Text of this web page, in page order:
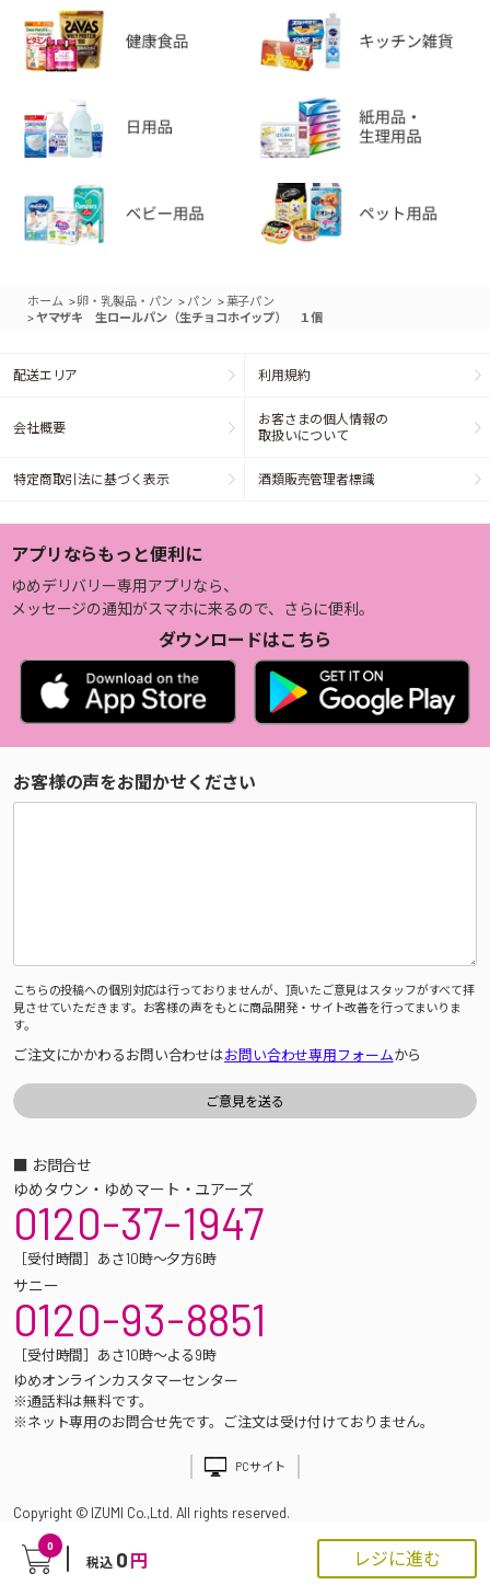
0
税込 0 円 レジに進む
ホーム >卵・乳製品・パン > パン >菓子パン
>ヤマザキ 生ロールパン（生チョコホイップ） １個
配送エリア 利用規約
会社概要
お客さまの個人情報の
取扱いについて
特定商取引法に基づく表示 酒類販売管理者標識
アプリならもっと便利に
ゆめデリバリー専用アプリなら、
メッセージの通知がスマホに来るので、さらに便利。
ダウンロードはこちら
お客様の声をお聞かせください
こちらの投稿への個別対応は行っておりませんが、頂いたご意見はスタッフがすべて拝
見させていただきます。お客様の声をもとに商品開発・サイト改善を行ってまいりま
す。
ご注文にかかわるお問い合わせはお問い合わせ専用フォームから
■ お問合せ
ゆめタウン・ゆめマート・ユアーズ
0120-37-1947
［受付時間］あさ10時～夕方6時
サニー
0120-93-8851
［受付時間］あさ10時～よる9時
ゆめオンラインカスタマーセンター
※通話料は無料です。
※ネット専用のお問合せ先です。ご注文は受け付けておりません。
PCサイト
Copyright © IZUMI Co.,Ltd. All rights reserved.